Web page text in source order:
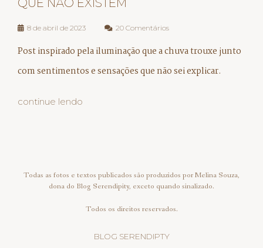
QUE NÃO EXISTEM
8 de abril de 2023 20 Comentários
Post inspirado pela iluminação que a chuva trouxe junto
com sentimentos e sensações que não sei explicar.
continue lendo
Todas as fotos e textos publicados são produzidos por Melina Souza,
dona do Blog Serendipity, exceto quando sinalizado.
Todos os direitos reservados.
BLOG SERENDIPTY